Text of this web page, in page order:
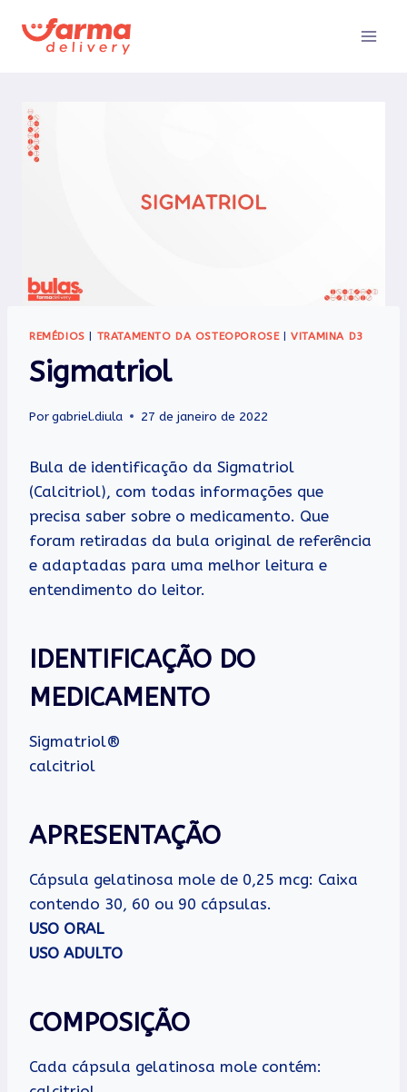
para
REMÉDIOS TRATAMENTO DA OSTEOPOROSE|VITAMINA D3
Sigmatriol
Porgabriel.diula 27 de janeiro de 2022
Bula de identificação da Sigmatriol
(Calcitriol), com todas informações que
precisa saber sobre o medicamento. Que
foram retiradas da bula original de referência
e adaptadas para uma melhor leitura e
entendimento do leitor.
IDENTIFICAÇÃO DO
MEDICAMENTO
Sigmatriol®
calcitriol
APRESENTAÇÃO
Cápsula gelatinosa mole de 0,25 mcg: Caixa
contendo 30, 60 ou 90 cápsulas.
USO ORAL
USO ADULTO
COMPOSIÇÃO
Cada cápsula gelatinosa mole contém: